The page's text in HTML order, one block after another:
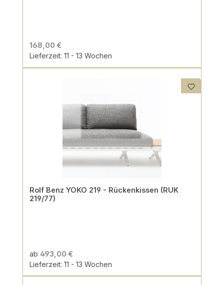
168,00 €
Lieferzeit: 11 - 13 Wochen
Rolf Benz YOKO 219 - Rückenkissen (RUK
219/77)
ab 493,00 €
Lieferzeit: 11 - 13 Wochen